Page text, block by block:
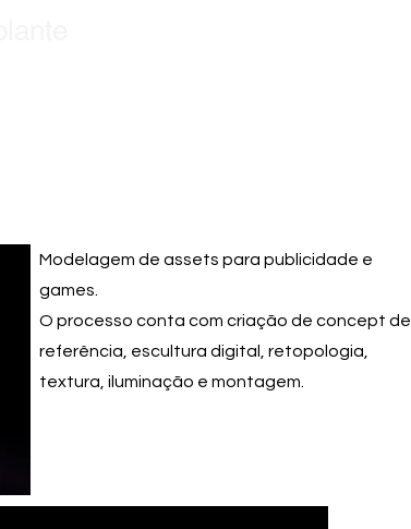
Modelagem de assets para publicidade e
games.
O processo conta com criação de concept de
referência, escultura digital, retopologia,
textura, iluminação e montagem.